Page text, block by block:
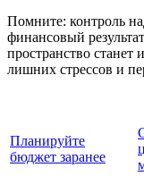
Помните: контроль
финансовый
пространство станет
лишних стрессов и
Планируйте
бюджет заранее